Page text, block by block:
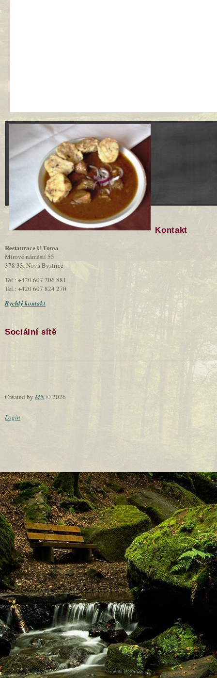
Kontakt
Restaurace U Toma
Mírové náměstí 55
378 33, Nová Bystřice
Tel.: +420 607 206 881
Tel.: +420 607 824 270
Rychlý kontakt
Sociální sítě
Created by MN© 2026
Login